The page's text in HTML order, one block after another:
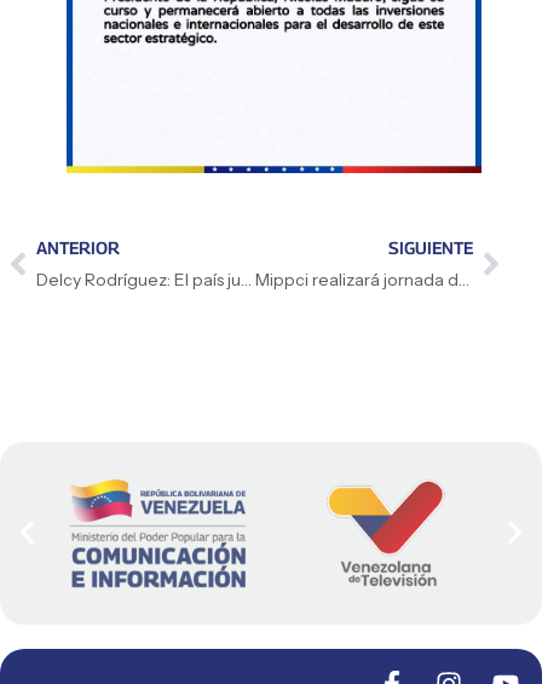
ANTERIOR
Delcy Rodríguez: El país juzgará cada palabra de María Elvira Salazar y la Machado
SIGUIENTE
Mippci realizará jornada de registro y renovación del PNI en el municipio Caroní – Bolívar